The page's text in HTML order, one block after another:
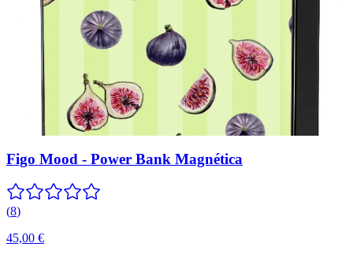
Figo Mood - Power Bank Magnética
(8)
45,00 €